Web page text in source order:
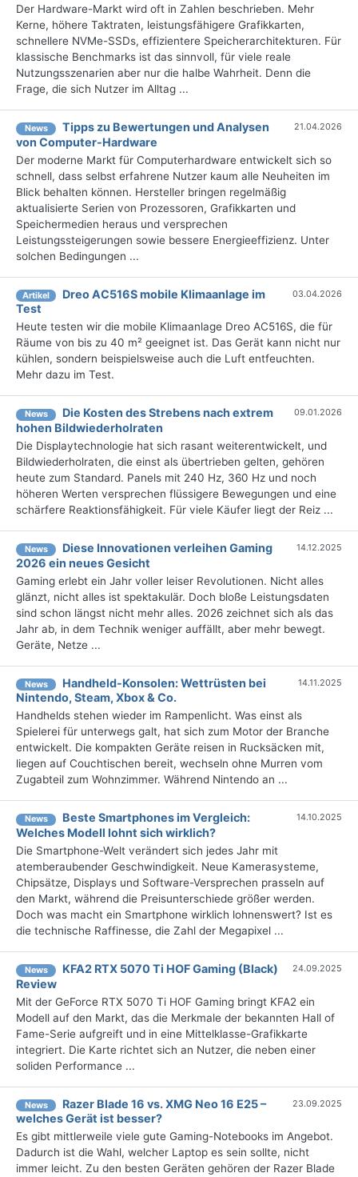
Der Hardware-Markt wird oft in Zahlen beschrieben. Mehr
Kerne, höhere Taktraten, leistungsfähigere Grafikkarten,
schnellere NVMe-SSDs, effizientere Speicherarchitekturen. Für
klassische Benchmarks ist das sinnvoll, für viele reale
Nutzungsszenarien aber nur die halbe Wahrheit. Denn die
Frage, die sich Nutzer im Alltag ...
News
Tipps zu Bewertungen und Analysen
von Computer-Hardware
21.04.2026
Der moderne Markt für Computerhardware entwickelt sich so
schnell, dass selbst erfahrene Nutzer kaum alle Neuheiten im
Blick behalten können. Hersteller bringen regelmäßig
aktualisierte Serien von Prozessoren, Grafikkarten und
Speichermedien heraus und versprechen
Leistungssteigerungen sowie bessere Energieeffizienz. Unter
solchen Bedingungen ...
Artikel
Dreo AC516S mobile Klimaanlage im
Test
03.04.2026
Heute testen wir die mobile Klimaanlage Dreo AC516S, die für
Räume von bis zu 40 m² geeignet ist. Das Gerät kann nicht nur
kühlen, sondern beispielsweise auch die Luft entfeuchten.
Mehr dazu im Test.
News
Die Kosten des Strebens nach extrem
hohen Bildwiederholraten
09.01.2026
Die Displaytechnologie hat sich rasant weiterentwickelt, und
Bildwiederholraten, die einst als übertrieben gelten, gehören
heute zum Standard. Panels mit 240 Hz, 360 Hz und noch
höheren Werten versprechen flüssigere Bewegungen und eine
schärfere Reaktionsfähigkeit. Für viele Käufer liegt der Reiz ...
News
Diese Innovationen verleihen Gaming
2026 ein neues Gesicht
14.12.2025
Gaming erlebt ein Jahr voller leiser Revolutionen. Nicht alles
glänzt, nicht alles ist spektakulär. Doch bloße Leistungsdaten
sind schon längst nicht mehr alles. 2026 zeichnet sich als das
Jahr ab, in dem Technik weniger auffällt, aber mehr bewegt.
Geräte, Netze ...
News
Handheld-Konsolen: Wettrüsten bei
Nintendo, Steam, Xbox & Co.
14.11.2025
Handhelds stehen wieder im Rampenlicht. Was einst als
Spielerei für unterwegs galt, hat sich zum Motor der Branche
entwickelt. Die kompakten Geräte reisen in Rucksäcken mit,
liegen auf Couchtischen bereit, wechseln ohne Murren vom
Zugabteil zum Wohnzimmer. Während Nintendo an ...
News
Beste Smartphones im Vergleich:
Welches Modell lohnt sich wirklich?
14.10.2025
Die Smartphone-Welt verändert sich jedes Jahr mit
atemberaubender Geschwindigkeit. Neue Kamerasysteme,
Chipsätze, Displays und Software-Versprechen prasseln auf
den Markt, während die Preisunterschiede größer werden.
Doch was macht ein Smartphone wirklich lohnenswert? Ist es
die technische Raffinesse, die Zahl der Megapixel ...
News
KFA2 RTX 5070 Ti HOF Gaming (Black)
Review
24.09.2025
Mit der GeForce RTX 5070 Ti HOF Gaming bringt KFA2 ein
Modell auf den Markt, das die Merkmale der bekannten Hall of
Fame-Serie aufgreift und in eine Mittelklasse-Grafikkarte
integriert. Die Karte richtet sich an Nutzer, die neben einer
soliden Performance ...
News
Razer Blade 16 vs. XMG Neo 16 E25 –
welches Gerät ist besser?
23.09.2025
Es gibt mittlerweile viele gute Gaming-Notebooks im Angebot.
Dadurch ist die Wahl, welcher Laptop es sein sollte, nicht
immer leicht. Zu den besten Geräten gehören der Razer Blade